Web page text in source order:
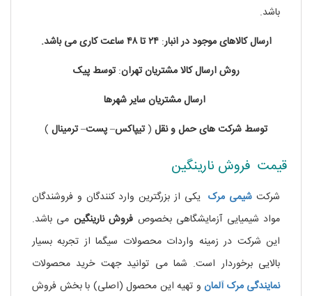
باشد.
ارسال کالاهای موجود درانبار:۲۴ تا ۴۸ساعتکاریمی باشد.
روشارسالکالامشتریانتهران:توسط پیک
ارسالمشتریانسایرشهرها
توسط شرکت هایحملونقل (تیپاکس–پست–ترمینال )
قیمت فروش نارینگین
شرکت شیمی مرک یکی از بزرگترین وارد کنندگان و فروشندگان
مواد شیمیایی آزمایشگاهی بخصوص فروش نارینگین می باشد.
این شرکت در زمینه واردات محصولات سیگما از تجربه بسیار
بالایی برخوردار است. شما می توانید جهت خرید محصولات
نمایندگیمرک آلمان و تهیه این محصول (اصلی) با بخش فروش